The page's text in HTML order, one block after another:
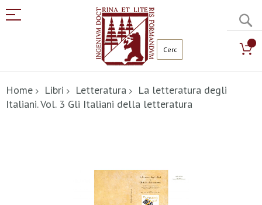
al
contenuto
Home Libri Letteratura
La letteratura degli
Italiani. Vol. 3 Gli Italiani della letteratura